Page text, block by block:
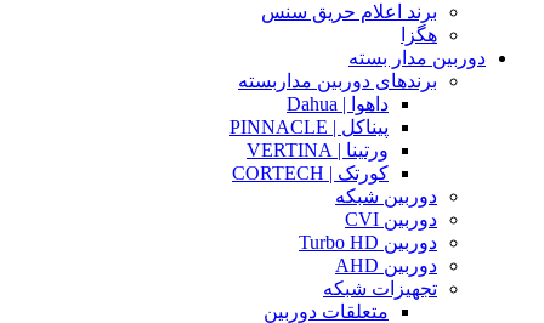
برند اعلام حریق سنس
هگزا
دوربین مدار بسته
برندهای دوربین مداربسته
داهوا | Dahua
پیناکل | PINNACLE
ورتینا | VERTINA
کورتک | CORTECH
دوربین شبکه
دوربین CVI
دوربین Turbo HD
دوربین AHD
تجهیزات شبکه
متعلقات دوربین